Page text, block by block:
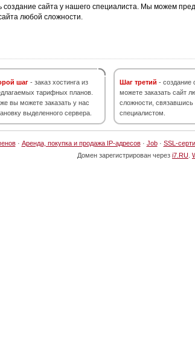
создание сайта у нашего специалиста. Мы можем
любой сложности.
шаг - заказ хостинга из
тарифных планов.
вы можете заказать у нас
выделенного сервера.
Шаг третий - создание
можете заказать сайт
сложности,
специалистом.
· Аренда, покупка и продажа IP-адресов· Job· SSL-
Домен зарегистрирован через i7.RU